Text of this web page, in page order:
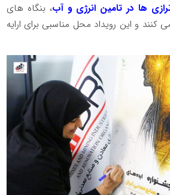
ها در تامین انرژی و آب، بنگاه های
کنند و این رویداد محل مناسبی برای ارایه